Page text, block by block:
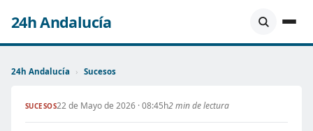
24h Andalucía
24h Andalucía › Sucesos
SUCESOS22 de Mayo de 2026 · 08:45h2 min de lectura